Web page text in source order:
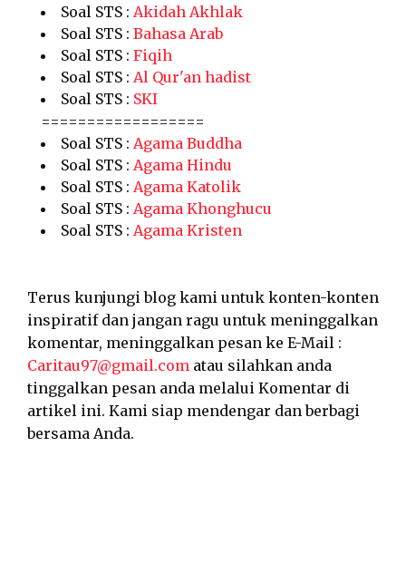
Soal STS : Akidah Akhlak
Soal STS : Bahasa Arab
Soal STS : Fiqih
Soal STS : Al Qur'an hadist
Soal STS : SKI
==================
Soal STS : Agama Buddha
Soal STS : Agama Hindu
Soal STS : Agama Katolik
Soal STS : Agama Khonghucu
Soal STS : Agama Kristen
Terus kunjungi blog kami untuk konten-konten
inspiratif dan jangan ragu untuk meninggalkan
komentar, meninggalkan pesan ke E-Mail :
Caritau97@gmail.com atau silahkan anda
tinggalkan pesan anda melalui Komentar di
artikel ini. Kami siap mendengar dan berbagi
bersama Anda.